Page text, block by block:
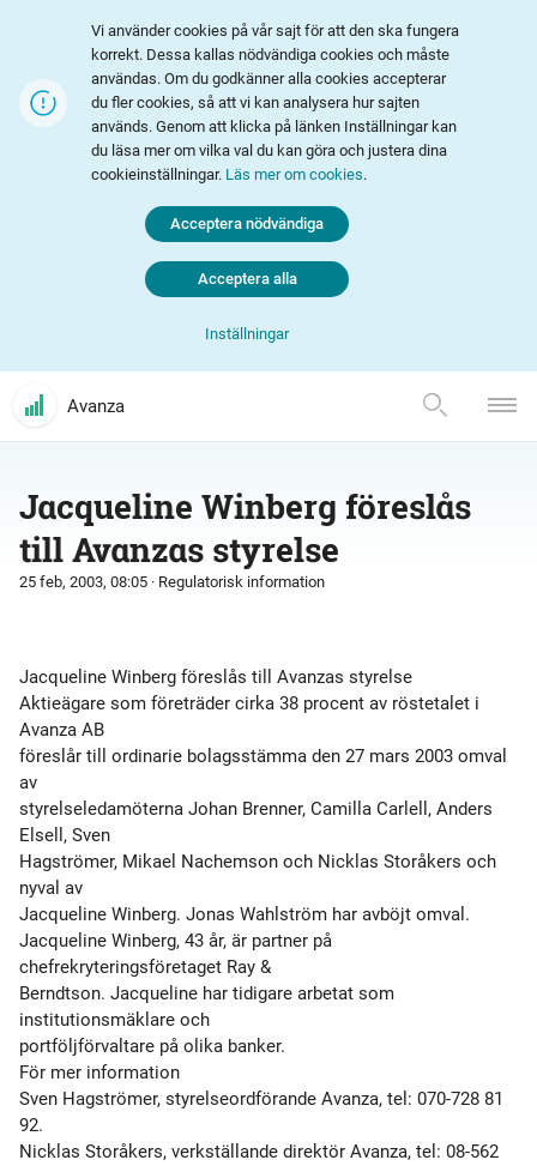
Vi använder cookies på vår sajt för att den ska fungera
korrekt. Dessa kallas nödvändiga cookies och måste
användas. Om du godkänner alla cookies accepterar
du fler cookies, så att vi kan analysera hur sajten
används. Genom att klicka på länken Inställningar kan
du läsa mer om vilka val du kan göra och justera dina
cookieinställningar. Läs mer om cookies.
Inställningar
Acceptera nödvändiga
Acceptera alla
Avanza
Jacqueline Winberg föreslås
till Avanzas styrelse
25 feb, 2003, 08:05 · Regulatorisk information
Jacqueline Winberg föreslås till Avanzas styrelse
Aktieägare som företräder cirka 38 procent av röstetalet i
Avanza AB
föreslår till ordinarie bolagsstämma den 27 mars 2003 omval
av
styrelseledamöterna Johan Brenner, Camilla Carlell, Anders
Elsell, Sven
Hagströmer, Mikael Nachemson och Nicklas Storåkers och
nyval av
Jacqueline Winberg. Jonas Wahlström har avböjt omval.
Jacqueline Winberg, 43 år, är partner på
chefrekryteringsföretaget Ray &
Berndtson. Jacqueline har tidigare arbetat som
institutionsmäklare och
portföljförvaltare på olika banker.
För mer information
Sven Hagströmer, styrelseordförande Avanza, tel: 070-728 81
92.
Nicklas Storåkers, verkställande direktör Avanza, tel: 08-562